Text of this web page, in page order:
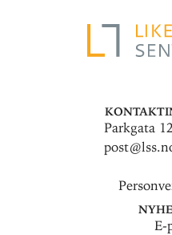
Parkgata
E-